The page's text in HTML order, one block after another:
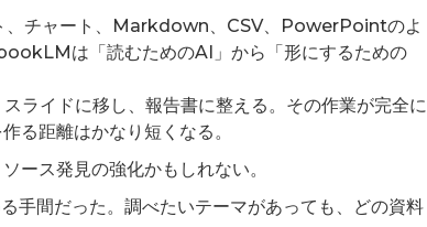
、チャート、Markdown、CSV、PowerPointのよ
は「読むためのAI」から「形にするための
ライドに移し、報告書に整える。その作業が完全に
る距離はかなり短くなる。
ース発見の強化かもしれない。
間だった。調べたいテーマがあっても、どの資料